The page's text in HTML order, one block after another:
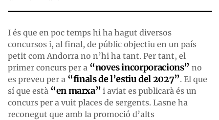
I és que en poc temps hi ha hagut diversos
concursos i, al final, de públic objectiu en un país
petit com Andorra no n’hi ha tant. Per tant, el
primer concurs per a “noves incorporacions” no
es preveu per a “finals de l’estiu del 2027”. El que
sí que està “en marxa” i aviat es publicarà és un
concurs per a vuit places de sergents. Lasne ha
reconegut que amb la promoció d’alts